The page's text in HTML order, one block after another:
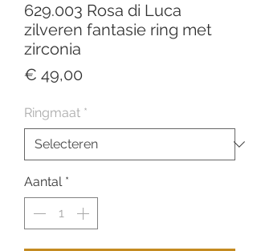
629.003 Rosa di Luca
zilveren fantasie ring met
zirconia
€ 49,00
Ringmaat *
Aantal *